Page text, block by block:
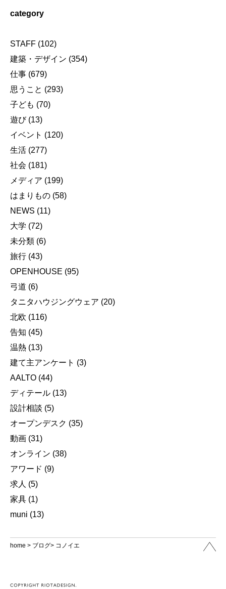
category
STAFF (102)
建築・デザイン (354)
仕事 (679)
思うこと (293)
子ども (70)
遊び(13)
イベント (120)
生活 (277)
社会 (181)
メディア (199)
はまりもの (58)
NEWS (11)
大学 (72)
未分類 (6)
旅行 (43)
OPENHOUSE (95)
弓道 (6)
タニタハウジングウェア (20)
北欧 (116)
告知 (45)
温熱 (13)
建て主アンケート (3)
AALTO (44)
ディテール (13)
設計相談 (5)
オープンデスク (35)
動画 (31)
オンライン (38)
アワード (9)
求人 (5)
家具 (1)
muni (13)
home > ブログ> コノイエ